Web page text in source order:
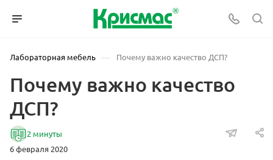
Лабораторная мебель — Почему важно качество ДСП?
Почему важно качество
ДСП?
2 минуты
6 февраля 2020